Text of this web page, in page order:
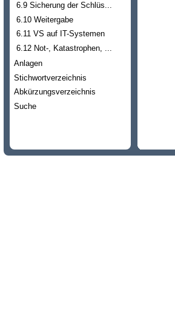
6.9 Sicherung der Schlüs...
6.10 Weitergabe
6.11 VS auf IT-Systemen
6.12 Not-, Katastrophen, ...
Anlagen
Stichwortverzeichnis
Abkürzungsverzeichnis
Suche